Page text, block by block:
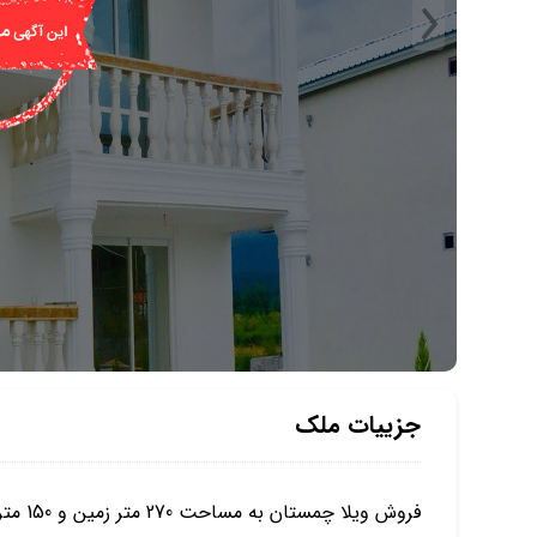
جزییات ملک
فروش ویلا چمستان به مساحت 270 متر زمین و 150 متر زیر بنا مفید می باشد